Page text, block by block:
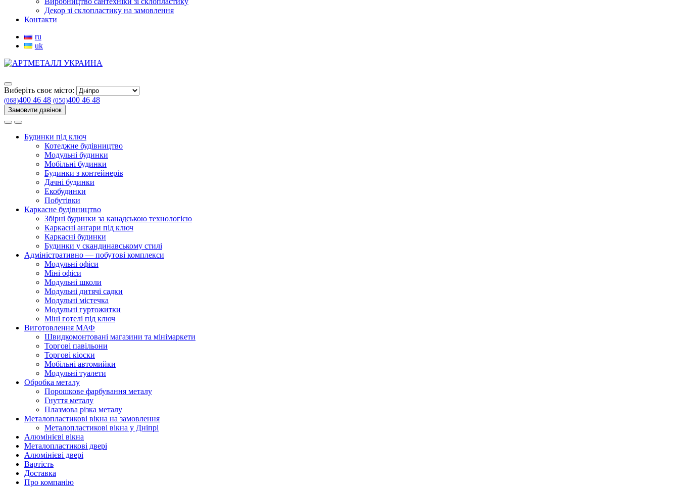
Декор зі склопластику на замовлення
Контакти
ru
uk
Виберіть своє місто:
(068)400 46 48 (050)400 46 48
Замовити дзвінок
Будинки під ключ
Котеджне будівництво
Модульні будинки
Мобільні будинки
Будинки з контейнерів
Дачні будинки
Екобудинки
Побутівки
Каркасне будівництво
Збірні будинки за канадською технологією
Каркасні ангари під ключ
Каркасні будинки
Будинки у скандинавському стилі
Адміністративно — побутові комплекси
Модульні офіси
Міні офіси
Модульні школи
Модульні дитячі садки
Модульні містечка
Модульні гуртожитки
Міні готелі під ключ
Виготовлення МАФ
Швидкомонтовані магазини та мінімаркети
Торгові павільони
Торгові кіоски
Мобільні автомийки
Модульні туалети
Обробка металу
Порошкове фарбування металу
Гнуття металу
Плазмова різка металу
Металопластикові вікна на замовлення
Металопластикові вікна у Дніпрі
Алюмінієві вікна
Металопластикові двері
Алюмінієві двері
Вартість
Доставка
Про компанію